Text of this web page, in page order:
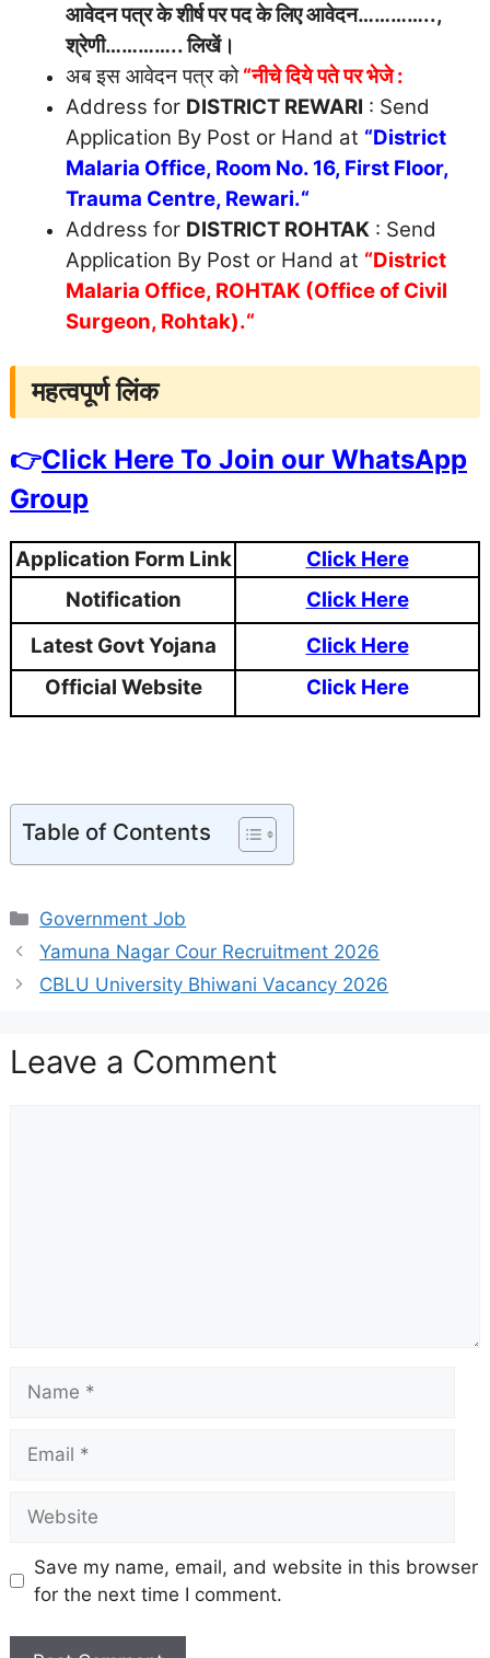
आवेदन पत्र के शीर्ष पर पद के लिए आवेदन…………..,
श्रेणी………….. लिखें।
अब इस आवेदन पत्र को“नीचे दिये पते पर भेजे :
Address for DISTRICT REWARI : Send
Application By Post or Hand at “District
Malaria Office, Room No. 16, First Floor,
Trauma Centre, Rewari.“
Address for DISTRICT ROHTAK : Send
Application By Post or Hand at “District
Malaria Office, ROHTAK (Office of Civil
Surgeon, Rohtak).“
महत्वपूर्ण लिंक
👉Click Here To Join our WhatsApp
Group
Application Form Link
Click Here
Notification
Click Here
Latest Govt Yojana
Click Here
Official Website
Click Here
Table of Contents
Categories
Government Job
Yamuna Nagar Cour Recruitment 2026
CBLU University Bhiwani Vacancy 2026
Leave a Comment
Save my name, email, and website in this browser
for the next time I comment.